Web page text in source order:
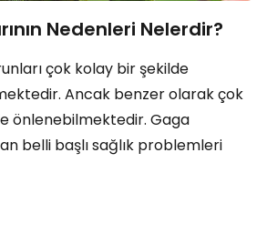
Nedenleri Nelerdir?
çok kolay bir şekilde
Ancak benzer olarak çok
önlenebilmektedir. Gaga
belli başlı sağlık problemleri